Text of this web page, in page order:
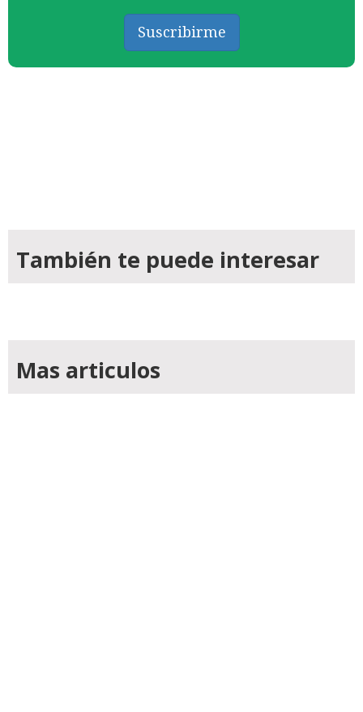
Suscribirme
También te puede interesar
Mas articulos